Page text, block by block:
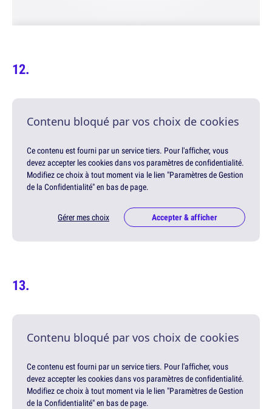
Contenu bloqué par vos choix de cookies
Ce contenu est fourni par un service tiers. Pour l'afficher, vous
devez accepter les cookies dans vos paramètres de confidentialité.
Modifiez ce choix à tout moment via le lien "Paramètres de Gestion
de la Confidentialité" en bas de page.
Gérer mes choix Accepter & afficher
Contenu bloqué par vos choix de cookies
Ce contenu est fourni par un service tiers. Pour l'afficher, vous
devez accepter les cookies dans vos paramètres de confidentialité.
Modifiez ce choix à tout moment via le lien "Paramètres de Gestion
de la Confidentialité" en bas de page.